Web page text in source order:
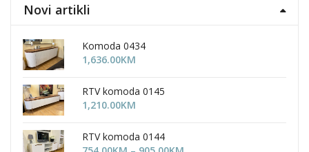
Novi artikli
Komoda 0434
1,636.00KM
RTV komoda 0145
1,210.00KM
RTV komoda 0144